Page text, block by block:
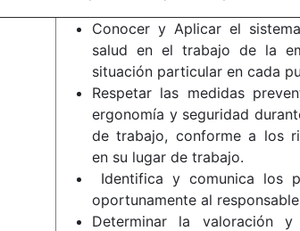
Conocer y Aplicar el
salud en el trabajo de la
situación particular en cada
Respetar las medidas
ergonomía y seguridad
de trabajo, conforme a los
en su lugar de trabajo.
Identifica y comunica los
oportunamente al
Determinar la valoración